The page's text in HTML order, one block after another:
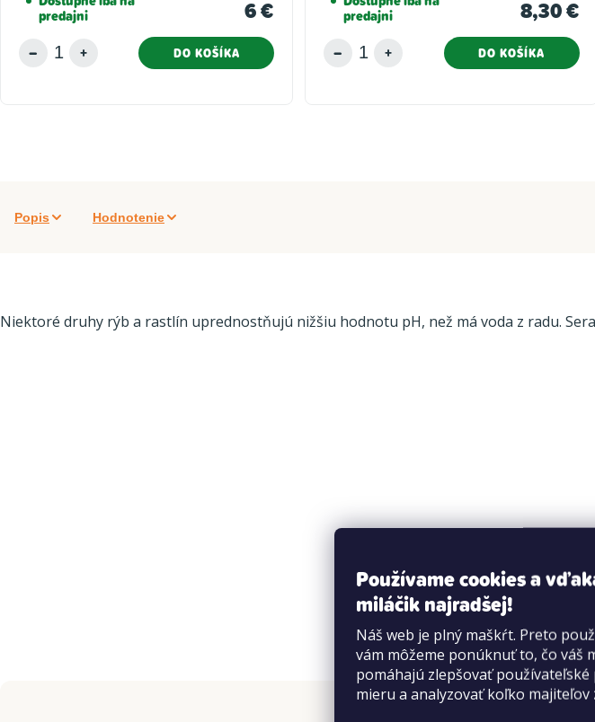
Používame cookies a
miláčik najradšej!
Náš web je plný maškŕt. Preto
vám môžeme ponúknuť to, čo váš
pomáhajú zlepšovať
mieru a analyzovať koľko
predajni 6 €
DO KOŠÍKA
predajni 8,30 €
DO KOŠÍKA
Popis Hodnotenie
Niektoré druhy rýb a rastlín uprednostňujú nižšiu hodnotu pH, než má voda z radu.